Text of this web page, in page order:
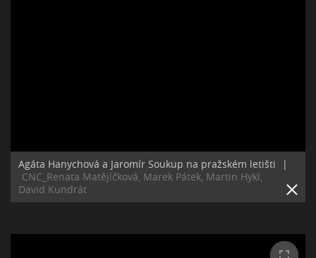
Agáta Hanychová a Jaromír Soukup na pražském letišti
|
CNC_Renata Matějíčková, Marek Pátek, Martin Hykl,
David Kundrát